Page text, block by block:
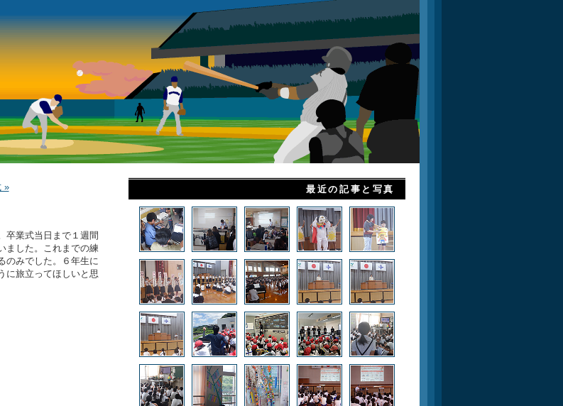
»
卒業式当日まで１週間
ました。これまでの練
のみでした。６年生に
に旅立ってほしいと思
最近の記事と写真